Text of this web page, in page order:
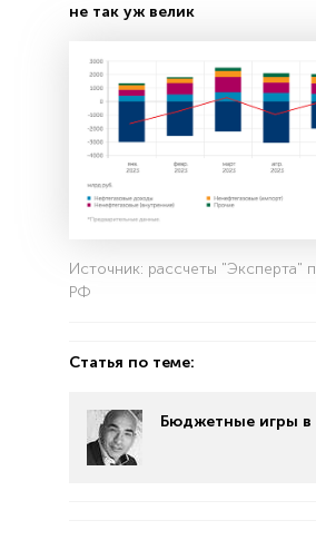
не так уж велик
Источник: рассчеты
РФ
Статья по теме:
Бюджетные игры в